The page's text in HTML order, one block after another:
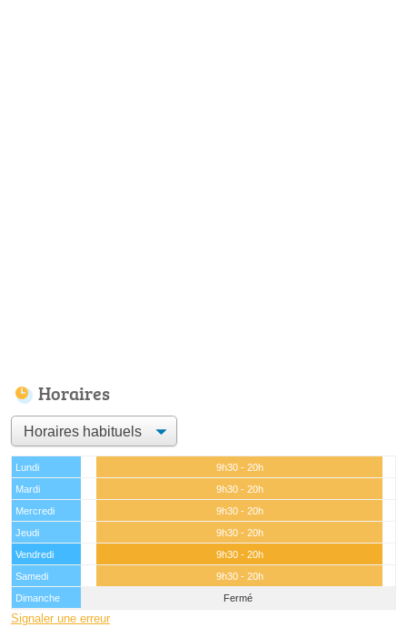
Horaires
Lundi
9h30 - 20h
Mardi
9h30 - 20h
Mercredi
9h30 - 20h
Jeudi
9h30 - 20h
Vendredi
9h30 - 20h
Samedi
9h30 - 20h
Dimanche
Fermé
Signaler une erreur